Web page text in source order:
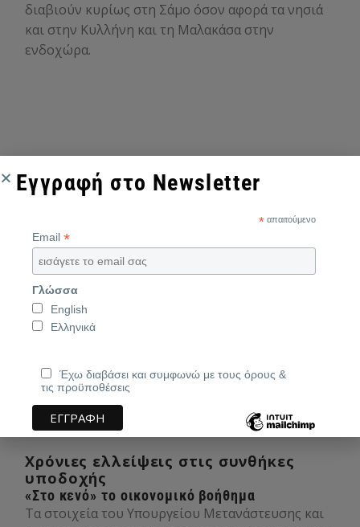
διαβιούν κυρίως στη Σάμο όσον αφορά τα νησιά
και στην Κυλλήνη και τη Μαλακάσα στην
ενδοχώρα.
Χρόνιες ελλείψεις στις συνθήκες
υποδοχής
«Στο κενό» το οικονομικό βοήθημα
Τα στοιχεία του Υπουργείου Μετανάστευσης και
Εγγραφή στο Newsletter
* απαιτούμενο
Email *
Γλώσσα
English
Ελληνικά
Έχω διαβάσει και συμφωνώ με τους όρους &
τις προϋποθέσεις